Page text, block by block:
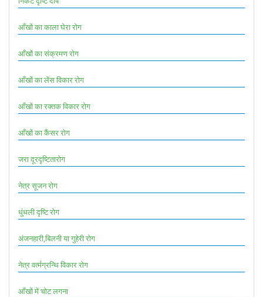
आँखों का काला घेरा रोग
आँखों का संक्रमण रोग
आँखों का लेंस विकार रोग
आँखों का रक्तक विकार रोग
आँखों का कैंसर रोग
जरा दूरदृष्टितारोग
नेत्र सूजन रोग
धुंधली दृष्टि रोग
अंजनहारी,बिलनी या गुहेरी रोग
नेत्र वर्त्मग्रन्थि विकार रोग
आँखों में चोट लगना